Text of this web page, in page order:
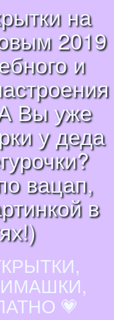
на
2019
и
Вы уже
у деда
вацап,
в
💗